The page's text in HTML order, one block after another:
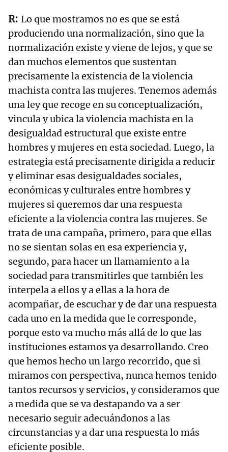
Lo que mostramos no es que se está
produciendo una normalización, sino que la
normalización existe y viene de lejos, y que se
dan muchos elementos que sustentan
precisamente la existencia de la violencia
machista contra las mujeres. Tenemos además
una ley que recoge en su conceptualización,
vincula y ubica la violencia machista en la
desigualdad estructural que existe entre
hombres y mujeres en esta sociedad. Luego, la
estrategia está precisamente dirigida a reducir
y eliminar esas desigualdades sociales,
económicas y culturales entre hombres y
mujeres si queremos dar una respuesta
eficiente a la violencia contra las mujeres. Se
trata de una campaña, primero, para que ellas
no se sientan solas en esa experiencia y,
segundo, para hacer un llamamiento a la
sociedad para transmitirles que también les
interpela a ellos y a ellas a la hora de
acompañar, de escuchar y de dar una respuesta
cada uno en la medida que le corresponde,
porque esto va mucho más allá de lo que las
instituciones estamos ya desarrollando. Creo
que hemos hecho un largo recorrido, que si
miramos con perspectiva, nunca hemos tenido
tantos recursos y servicios, y consideramos que
a medida que se va destapando va a ser
necesario seguir adecuándonos a las
circunstancias y a dar una respuesta lo más
eficiente posible.